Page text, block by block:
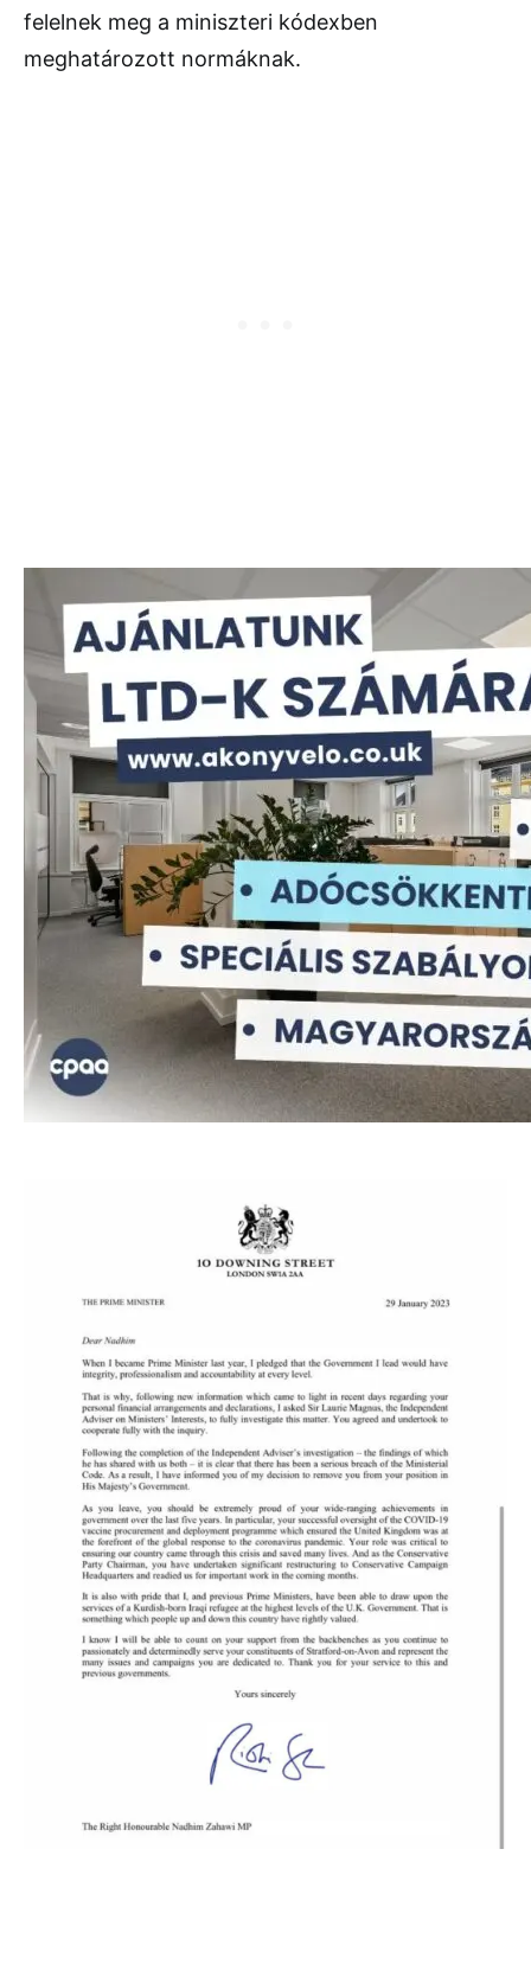
felelnek meg a miniszteri kódexben
meghatározott normáknak.